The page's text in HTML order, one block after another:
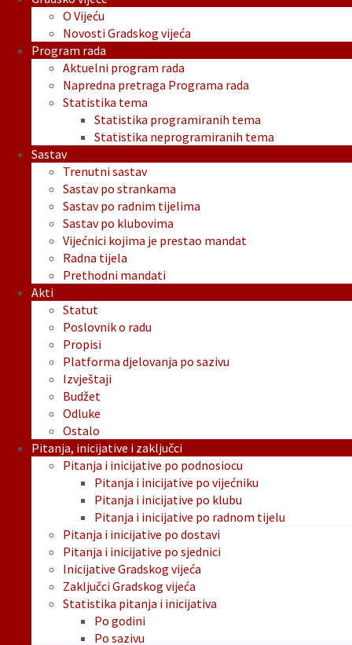
O Vijeću
Novosti Gradskog vijeća
Program rada
Aktuelni program rada
Napredna pretraga Programa rada
Statistika tema
Statistika programiranih tema
Statistika neprogramiranih tema
Sastav
Trenutni sastav
Sastav po strankama
Sastav po radnim tijelima
Sastav po klubovima
Vijećnici kojima je prestao mandat
Radna tijela
Prethodni mandati
Akti
Statut
Poslovnik o radu
Propisi
Platforma djelovanja po sazivu
Izvještaji
Budžet
Odluke
Ostalo
Pitanja, inicijative i zaključci
Pitanja i inicijative po podnosiocu
Pitanja i inicijative po vijećniku
Pitanja i inicijative po klubu
Pitanja i inicijative po radnom tijelu
Pitanja i inicijative po dostavi
Pitanja i inicijative po sjednici
Inicijative Gradskog vijeća
Zaključci Gradskog vijeća
Statistika pitanja i inicijativa
Po godini
Po sazivu